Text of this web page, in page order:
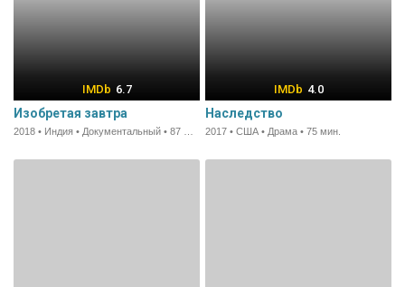
6.7
Изобретая завтра
2018 • Индия • Документальный • 87 мин.
4.0
Наследство
2017 • США • Драма • 75 мин.